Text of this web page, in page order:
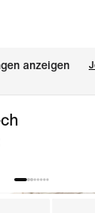
anzeigen